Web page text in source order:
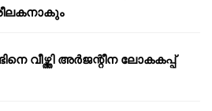
വീഴ്ത്തി അർജന്റീന ലോകകപ്പ്